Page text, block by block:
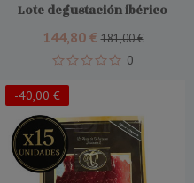
Lote degustación ibérico
144,80 €181,00 €
0
-40,00 €